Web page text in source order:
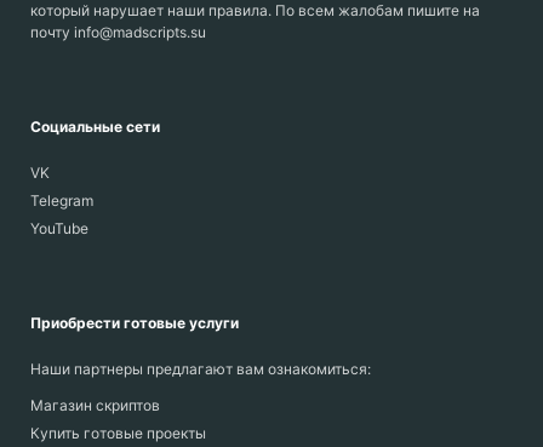
который нарушает наши правила. По всем жалобам пишите на
почту info@madscripts.su
Социальные сети
VK
Telegram
YouTube
Приобрести готовые услуги
Наши партнеры предлагают вам ознакомиться:
Магазин скриптов
Купить готовые проекты